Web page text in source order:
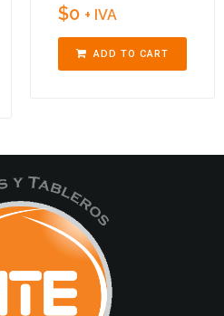
$0 + IVA
ADD TO CART